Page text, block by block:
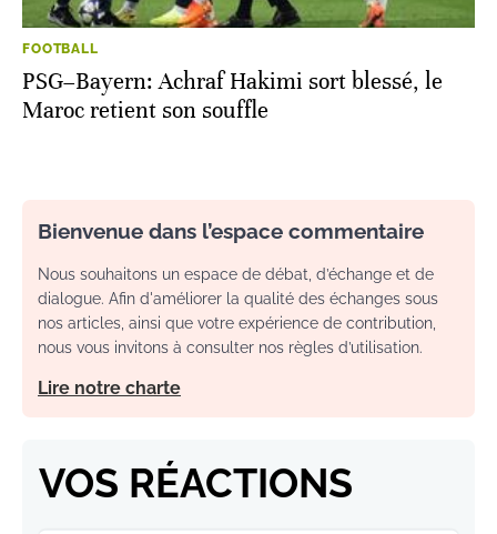
FOOTBALL
PSG–Bayern: Achraf Hakimi sort blessé, le
Maroc retient son souffle
Bienvenue dans l’espace commentaire
Nous souhaitons un espace de débat, d’échange et de
dialogue. Afin d'améliorer la qualité des échanges sous
nos articles, ainsi que votre expérience de contribution,
nous vous invitons à consulter nos règles d’utilisation.
Lire notre charte
VOS RÉACTIONS